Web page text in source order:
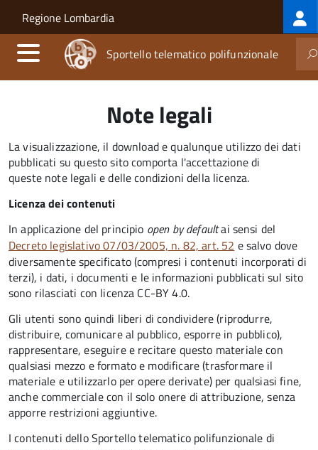
Salta al contenuto principale
Skip to site navigation
Regione Lombardia
Sportello telematico polifunzionale
Note legali
La visualizzazione, il download e qualunque utilizzo dei dati
pubblicati su questo sito comporta l'accettazione di
queste note legali e delle condizioni della licenza.
Licenza dei contenuti
In applicazione del principio open by defaultai sensi del
Decreto legislativo 07/03/2005, n. 82, art. 52 e salvo dove
diversamente specificato (compresi i contenuti incorporati di
terzi), i dati, i documenti e le informazioni pubblicati sul sito
sono rilasciati con licenza CC-BY 4.0.
Gli utenti sono quindi liberi di condividere (riprodurre,
distribuire, comunicare al pubblico, esporre in pubblico),
rappresentare, eseguire e recitare questo materiale con
qualsiasi mezzo e formato e modificare (trasformare il
materiale e utilizzarlo per opere derivate) per qualsiasi fine,
anche commerciale con il solo onere di attribuzione, senza
apporre restrizioni aggiuntive.
I contenuti dello Sportello telematico polifunzionale di